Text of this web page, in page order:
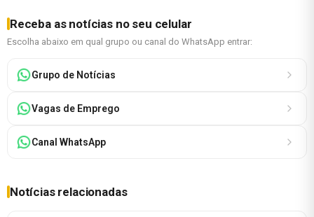
Receba as notícias no seu celular
Escolha abaixo em qual grupo ou canal do WhatsApp entrar:
Grupo de Notícias
Vagas de Emprego
Canal WhatsApp
Notícias relacionadas